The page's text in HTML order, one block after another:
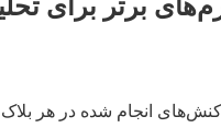
انجام شده در هر